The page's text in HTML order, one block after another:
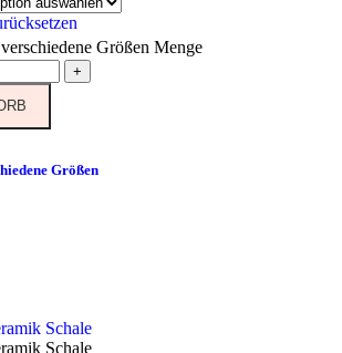
Größen Menge
+
Größen